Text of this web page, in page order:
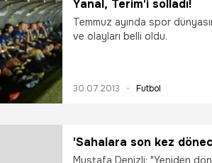
Yanal, Terim'i solladı!
Temmuz ayında spor
ve olayları belli oldu.
30.07.2013 Futbol
'Sahalara son kez
Mustafa Denizli: "Yeniden